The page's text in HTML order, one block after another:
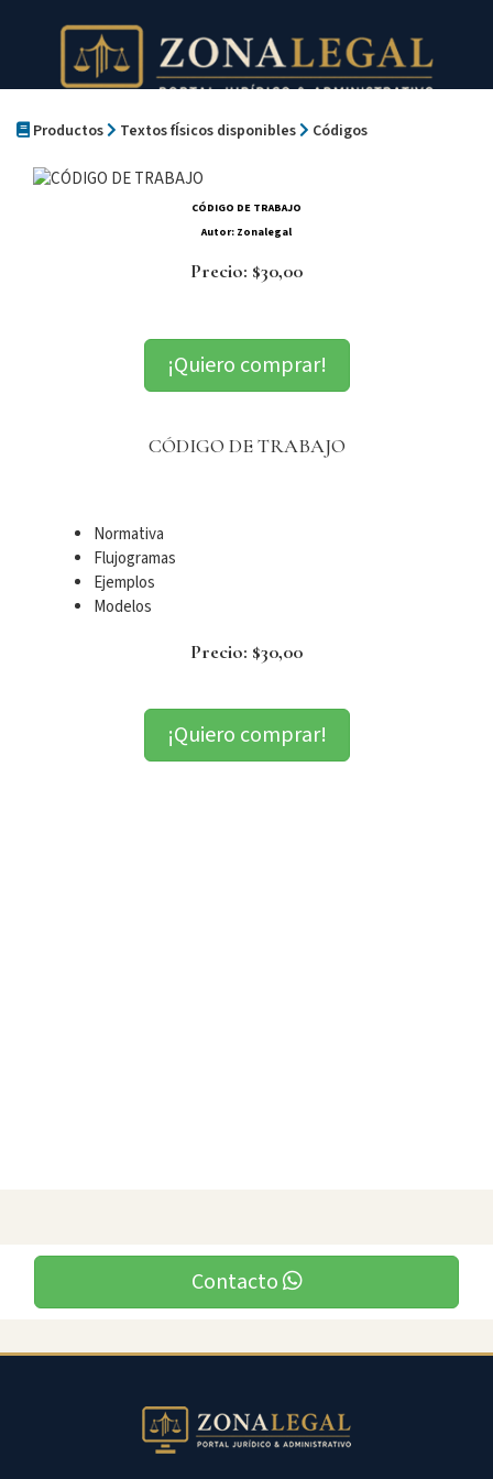
Productos Textos fÍsicos disponibles Códigos
CÓDIGO DE TRABAJO
Autor: Zonalegal
Precio: $30,00
¡Quiero comprar!
CÓDIGO DE TRABAJO
Normativa
Flujogramas
Ejemplos
Modelos
Precio: $30,00
¡Quiero comprar!
Contacto